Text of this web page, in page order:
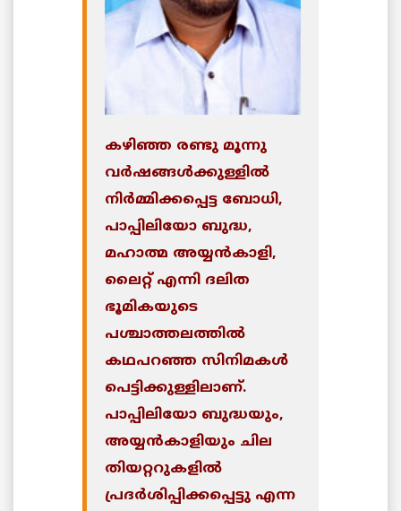
കഴിഞ്ഞ രണ്ടു മൂന്നു
വര്‍ഷങ്ങള്‍ക്കുള്ളില്‍
നിര്‍മ്മിക്കപ്പെട്ട ബോധി,
പാപ്പിലിയോ ബുദ്ധ,
മഹാത്മ അയ്യന്‍കാളി,
ലൈറ്റ് എന്നി ദലിത
ഭൂമികയുടെ
പശ്ചാത്തലത്തില്‍
കഥപറഞ്ഞ സിനിമകള്‍
പെട്ടിക്കുള്ളിലാണ്.
പാപ്പിലിയോ ബുദ്ധയും,
അയ്യന്‍കാളിയും ചില
തിയറ്ററുകളില്‍
പ്രദര്‍ശിപ്പിക്കപ്പെട്ടു എന്ന